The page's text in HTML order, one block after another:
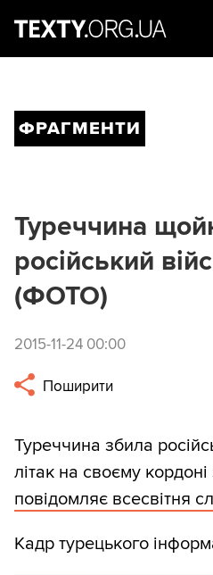
ФРАГМЕНТИ
Туреччина
російський
(ФОТО)
2015-11-24 00:00
Поширити
Туреччина збила
літак на своєму
повідомляє всесвітня
Кадр турецького